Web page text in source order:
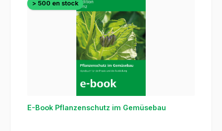
> 500 en stock
E-Book Pflanzenschutz im Gemüsebau